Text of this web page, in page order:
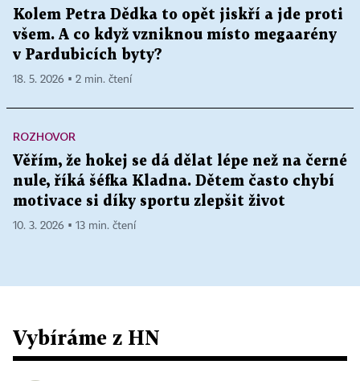
Kolem Petra Dědka to opět jiskří a jde proti
všem. A co když vzniknou místo megaarény
v Pardubicích byty?
18. 5. 2026 ▪ 2 min. čtení
ROZHOVOR
Věřím, že hokej se dá dělat lépe než na černé
nule, říká šéfka Kladna. Dětem často chybí
motivace si díky sportu zlepšit život
10. 3. 2026 ▪ 13 min. čtení
Vybíráme z HN